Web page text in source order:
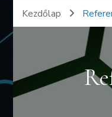
Kezdőlap